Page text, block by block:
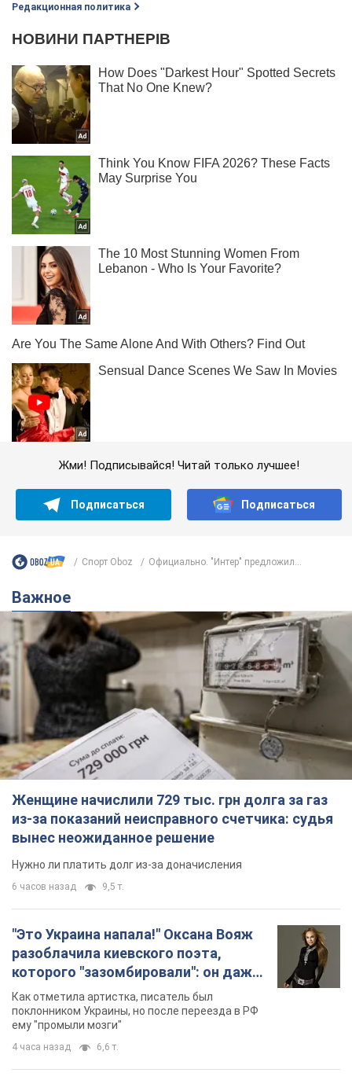
Редакционная политика
Жми! Подписывайся! Читай только лучшее!
Подписаться Подписаться
Спорт Oboz Официально. "Интер" предложил...
Важное
Женщине начислили 729 тыс. грн долга за газ
из-за показаний неисправного счетчика: судья
вынес неожиданное решение
Нужно ли платить долг из-за доначисления
6 часов назад 9,5 т.
"Это Украина напала!" Оксана Вояж
разоблачила киевского поэта,
которого "зазомбировали": он даже
русского не знал, а теперь хочет
геноцида украинцев
Как отметила артистка, писатель был
поклонником Украины, но после переезда в РФ
ему "промыли мозги"
4 часа назад 6,6 т.